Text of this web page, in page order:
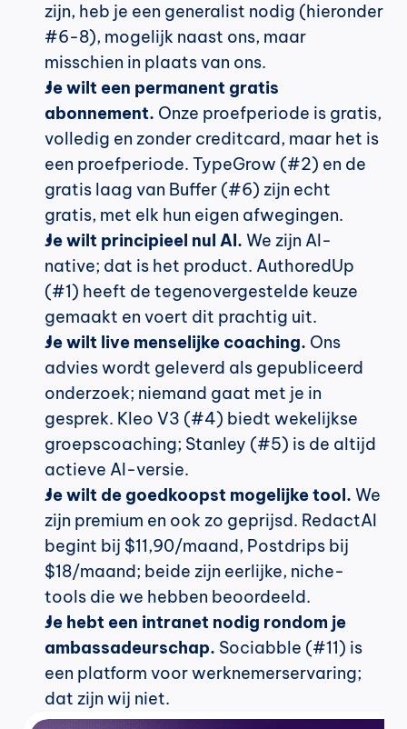
zijn, heb je een generalist nodig (hieronder
#6-8), mogelijk naast ons, maar
misschien in plaats van ons.
Je wilt een permanent gratis
abonnement. Onze proefperiode is gratis,
volledig en zonder creditcard, maar het is
een proefperiode. TypeGrow (#2) en de
gratis laag van Buffer (#6) zijn echt
gratis, met elk hun eigen afwegingen.
Je wilt principieel nul AI. We zijn AI-
native; dat is het product. AuthoredUp
(#1) heeft de tegenovergestelde keuze
gemaakt en voert dit prachtig uit.
Je wilt live menselijke coaching. Ons
advies wordt geleverd als gepubliceerd
onderzoek; niemand gaat met je in
gesprek. Kleo V3 (#4) biedt wekelijkse
groepscoaching; Stanley (#5) is de altijd
actieve AI-versie.
Je wilt de goedkoopst mogelijke tool. We
zijn premium en ook zo geprijsd. RedactAI
begint bij $11,90/maand, Postdrips bij
$18/maand; beide zijn eerlijke, niche-
tools die we hebben beoordeeld.
Je hebt een intranet nodig rondom je
ambassadeurschap. Sociabble (#11) is
een platform voor werknemerservaring;
dat zijn wij niet.